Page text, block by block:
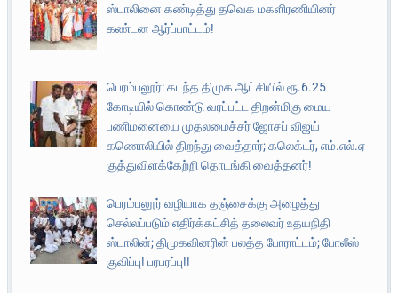
ஸ்டாலினை கண்டித்து தவெக மகளிரணியினர்
கண்டன ஆர்ப்பாட்டம்!
பெரம்பலூர்: கடந்த திமுக ஆட்சியில் ரூ.6.25
கோடியில் கொண்டு வரப்பட்ட திறன்மிகு மைய
பணிமனையை முதலமைச்சர் ஜோசப் விஜய்
கணொலியில் திறந்து வைத்தார்; கலெக்டர், எம்.எல்.ஏ
குத்துவிளக்கேற்றி தொடங்கி வைத்தனர்!
பெரம்பலூர் வழியாக தஞ்சைக்கு அழைத்து
செல்லப்படும் எதிர்க்கட்சித் தலைவர் உதயநிதி
ஸ்டாலின்; திமுகவினரின் பலத்த போராட்டம்; போலீஸ்
குவிப்பு! பரபரப்பு!!